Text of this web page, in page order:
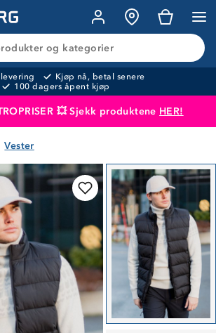
og kategorier
levering
Kjøp nå, betal senere
100 dagers åpent kjøp
💥 Sjekk produktene HER!
er lagt i handlekurven
Vester